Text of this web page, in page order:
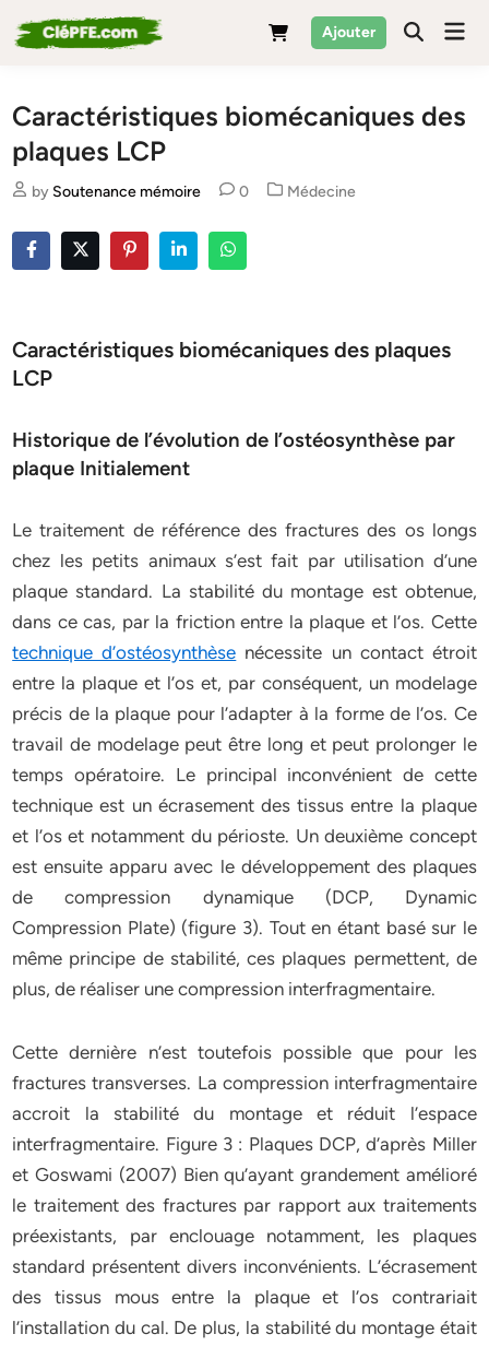
to
Ajouter
Caractéristiques biomécaniques des
plaques LCP
by Soutenance mémoire 0
Posted
Médecine
Caractéristiques biomécaniques des plaques
LCP
Historique de l’évolution de l’ostéosynthèse par
plaque Initialement
Le traitement de référence des fractures des os longs
chez les petits animaux s’est fait par utilisation d’une
plaque standard. La stabilité du montage est obtenue,
dans ce cas, par la friction entre la plaque et l’os. Cette
technique d’ostéosynthèse nécessite un contact étroit
entre la plaque et l’os et, par conséquent, un modelage
précis de la plaque pour l’adapter à la forme de l’os. Ce
travail de modelage peut être long et peut prolonger le
temps opératoire. Le principal inconvénient de cette
technique est un écrasement des tissus entre la plaque
et l’os et notamment du périoste. Un deuxième concept
est ensuite apparu avec le développement des plaques
de compression dynamique (DCP, Dynamic
Compression Plate) (figure 3). Tout en étant basé sur le
même principe de stabilité, ces plaques permettent, de
plus, de réaliser une compression interfragmentaire.
Cette dernière n’est toutefois possible que pour les
fractures transverses. La compression interfragmentaire
accroit la stabilité du montage et réduit l’espace
interfragmentaire. Figure 3 : Plaques DCP, d’après Miller
et Goswami (2007) Bien qu’ayant grandement amélioré
le traitement des fractures par rapport aux traitements
préexistants, par enclouage notamment, les plaques
standard présentent divers inconvénients. L’écrasement
des tissus mous entre la plaque et l’os contrariait
l’installation du cal. De plus, la stabilité du montage était